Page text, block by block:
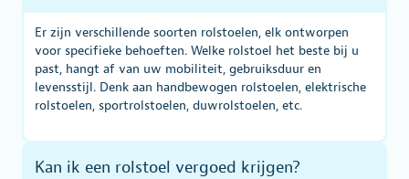
Er zijn verschillende soorten rolstoelen, elk ontworpen
voor specifieke behoeften. Welke rolstoel het beste bij u
past, hangt af van uw mobiliteit, gebruiksduur en
levensstijl. Denk aan handbewogen rolstoelen, elektrische
rolstoelen, sportrolstoelen, duwrolstoelen, etc.
Kan ik een rolstoel vergoed krijgen?